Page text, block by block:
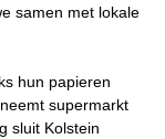
samen met lokale
hun papieren
supermarkt
sluit Kolstein